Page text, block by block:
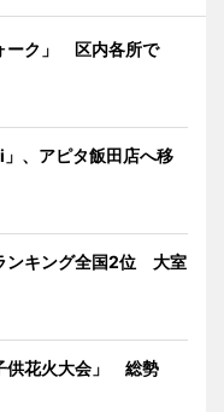
ーク」 区内各所で
、アピタ飯田店へ移
ンキング全国2位 大室
供花火大会」 総勢